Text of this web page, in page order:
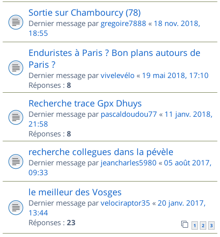
Sortie sur Chambourcy (78)
Dernier message par gregoire7888 « 18 nov. 2018,
18:55
Enduristes à Paris ? Bon plans autours de
Paris ?
Dernier message par vivelevélo « 19 mai 2018, 17:10
Réponses : 8
Recherche trace Gpx Dhuys
Dernier message par pascaldoudou77 « 11 janv. 2018,
21:58
Réponses : 8
recherche collegues dans la pévèle
Dernier message par jeancharles5980 « 05 août 2017,
09:33
le meilleur des Vosges
Dernier message par velociraptor35 « 20 janv. 2017,
13:44
Réponses : 23 1 2 3